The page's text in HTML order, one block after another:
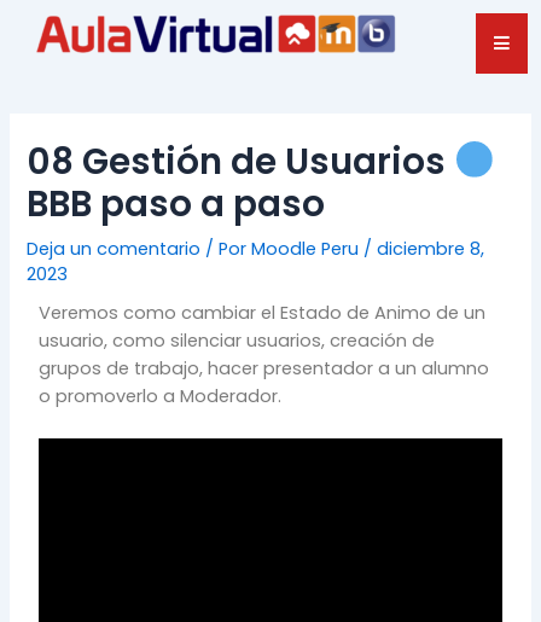
08 Gestión de Usuarios
BBB paso a paso
Deja un comentario / PorMoodle Peru /diciembre 8,
2023
Veremos como cambiar el Estado de Animo de un
usuario, como silenciar usuarios, creación de
grupos de trabajo, hacer presentador a un alumno
o promoverlo a Moderador.
Navegación
de